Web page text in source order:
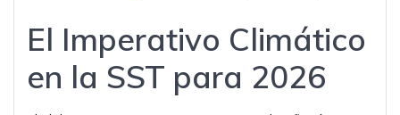
El Imperativo Climático
en la SST para 2026